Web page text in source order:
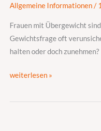
Allgemeine Informationen/
Frauen mit Übergewicht
Gewichtsfrage oft
halten oder doch zunehmen?
das
sollten
Sie
wissen
weiterlesen »